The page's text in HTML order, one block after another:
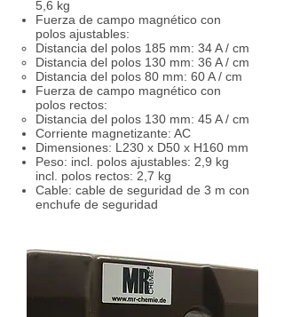
5,6 kg
Fuerza de campo magnético con
polos ajustables:
Distancia del polos 185 mm: 34 A / cm
Distancia del polos 130 mm: 36 A / cm
Distancia del polos 80 mm: 60 A / cm
Fuerza de campo magnético con
polos rectos:
Distancia del polos 130 mm: 45 A / cm
Corriente magnetizante: AC
Dimensiones: L230 x D50 x H160 mm
Peso: incl. polos ajustables: 2,9 kg
incl. polos rectos: 2,7 kg
Cable: cable de seguridad de 3 m con
enchufe de seguridad